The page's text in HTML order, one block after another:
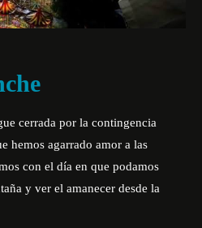
cerrada por la contingencia
hemos agarrado amor a las
con el día en que podamos
y ver el amanecer desde la